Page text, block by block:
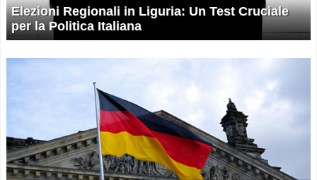
Elezioni Regionali in Liguria: Un Test Cruciale
per la Politica Italiana